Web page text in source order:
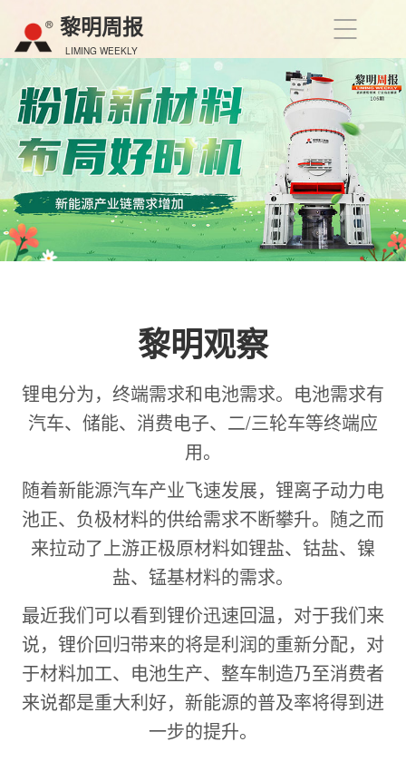
黎明周报
LIMING WEEKLY
黎明观察
锂电分为，终端需求和电池需求。电池需求有
汽车、储能、消费电子、二/三轮车等终端应
用。
随着新能源汽车产业飞速发展，锂离子动力电
池正、负极材料的供给需求不断攀升。随之而
来拉动了上游正极原材料如锂盐、钴盐、镍
盐、锰基材料的需求。
最近我们可以看到锂价迅速回温，对于我们来
说，锂价回归带来的将是利润的重新分配，对
于材料加工、电池生产、整车制造乃至消费者
来说都是重大利好，新能源的普及率将得到进
一步的提升。